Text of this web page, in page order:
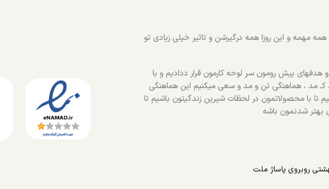
مهمه و این روزا همه درگیرشن و تاثیر خیلی زیادی تو
و هدفهای پیش رومون سر لوحه کارمون قرار ددادیم و با
مد ، هماهنگی تن و مد و سعی میکنیم این هماهنگی
تا با محصولاتمون در لحظات شیرین زندگیتون باشیم تا
بهتر شدنمون باشه
روبروی پاساژ ملت